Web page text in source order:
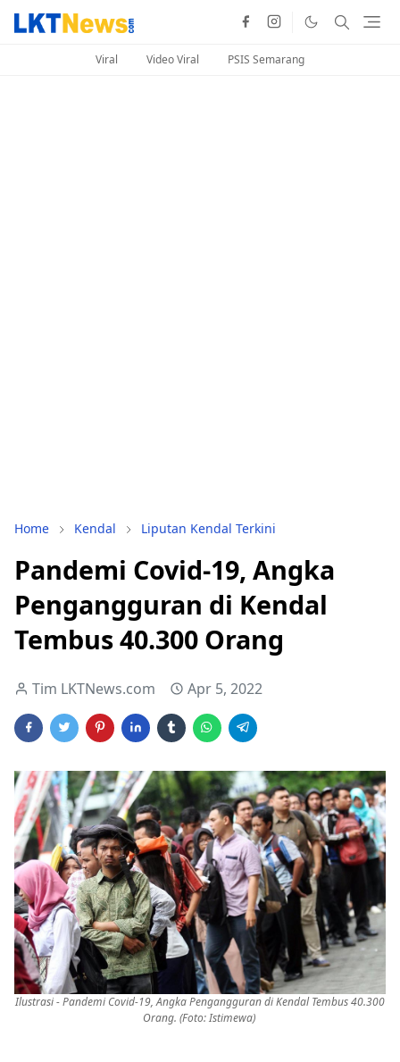
Viral Video Viral PSIS Semarang
Home Kendal Liputan Kendal Terkini
Pandemi Covid-19, Angka
Pengangguran di Kendal
Tembus 40.300 Orang
Tim LKTNews.com Apr 5, 2022
Ilustrasi - Pandemi Covid-19, Angka Pengangguran di Kendal Tembus 40.300
Orang. (Foto: Istimewa)